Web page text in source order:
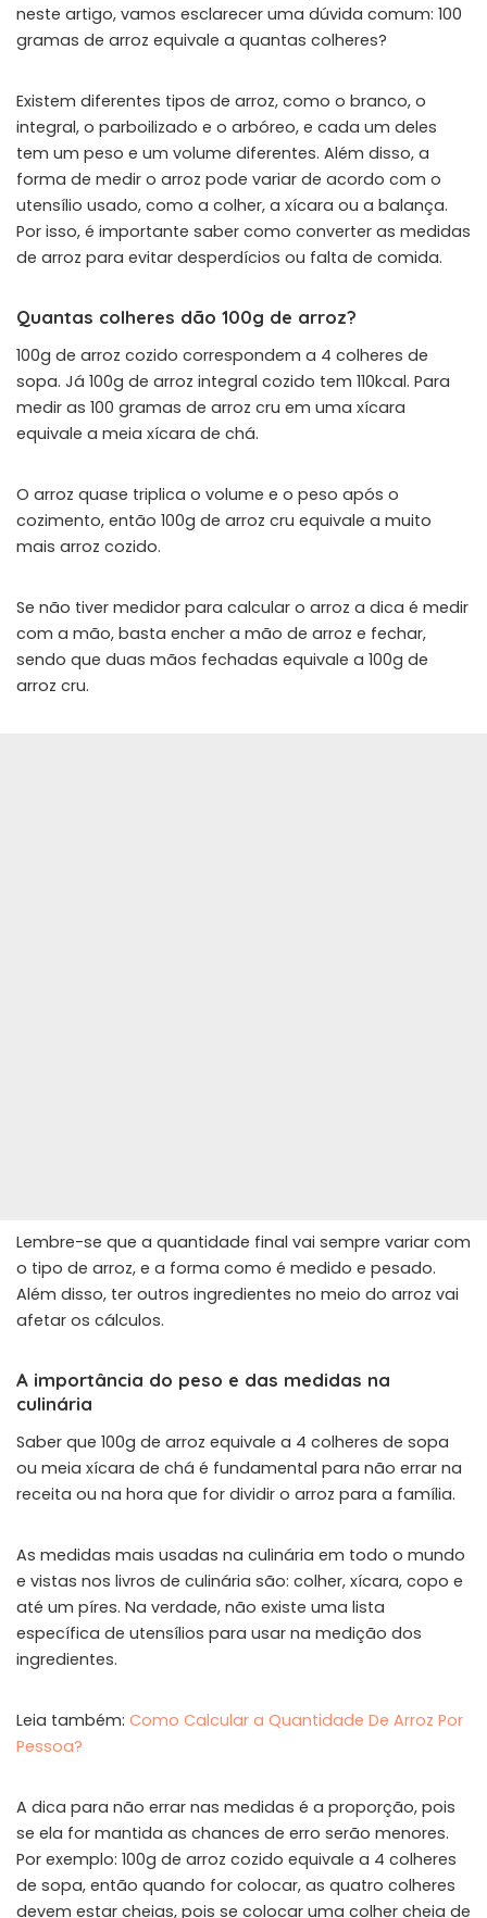
neste artigo, vamos esclarecer uma dúvida comum: 100
gramas de arroz equivale a quantas colheres?
Existem diferentes tipos de arroz, como o branco, o
integral, o parboilizado e o arbóreo, e cada um deles
tem um peso e um volume diferentes. Além disso, a
forma de medir o arroz pode variar de acordo com o
utensílio usado, como a colher, a xícara ou a balança.
Por isso, é importante saber como converter as medidas
de arroz para evitar desperdícios ou falta de comida.
Quantas colheres dão 100g de arroz?
100g de arroz cozido correspondem a 4 colheres de
sopa. Já 100g de arroz integral cozido tem 110kcal. Para
medir as 100 gramas de arroz cru em uma xícara
equivale a meia xícara de chá.
O arroz quase triplica o volume e o peso após o
cozimento, então 100g de arroz cru equivale a muito
mais arroz cozido.
Se não tiver medidor para calcular o arroz a dica é medir
com a mão, basta encher a mão de arroz e fechar,
sendo que duas mãos fechadas equivale a 100g de
arroz cru.
Lembre-se que a quantidade final vai sempre variar com
o tipo de arroz, e a forma como é medido e pesado.
Além disso, ter outros ingredientes no meio do arroz vai
afetar os cálculos.
A importância do peso e das medidas na
culinária
Saber que 100g de arroz equivale a 4 colheres de sopa
ou meia xícara de chá é fundamental para não errar na
receita ou na hora que for dividir o arroz para a família.
As medidas mais usadas na culinária em todo o mundo
e vistas nos livros de culinária são: colher, xícara, copo e
até um píres. Na verdade, não existe uma lista
específica de utensílios para usar na medição dos
ingredientes.
Leia também: Como Calcular a Quantidade De Arroz Por
Pessoa?
A dica para não errar nas medidas é a proporção, pois
se ela for mantida as chances de erro serão menores.
Por exemplo: 100g de arroz cozido equivale a 4 colheres
de sopa, então quando for colocar, as quatro colheres
devem estar cheias, pois se colocar uma colher cheia de